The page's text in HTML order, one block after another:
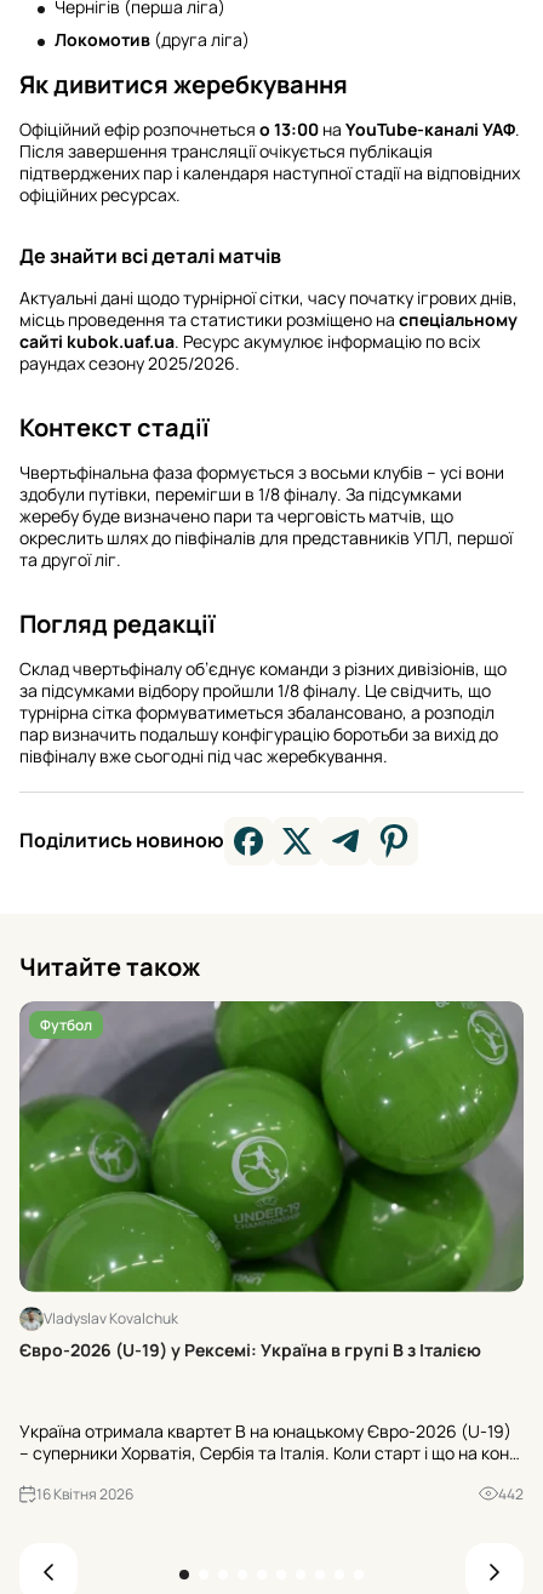
Чернігів (перша ліга)
Локомотив (друга ліга)
Як дивитися жеребкування
Офіційний ефір розпочнеться о 13:00 на YouTube-каналі УАФ.
Після завершення трансляції очікується публікація
підтверджених пар і календаря наступної стадії на відповідних
офіційних ресурсах.
Де знайти всі деталі матчів
Актуальні дані щодо турнірної сітки, часу початку ігрових днів,
місць проведення та статистики розміщено на спеціальному
сайті kubok.uaf.ua. Ресурс акумулює інформацію по всіх
раундах сезону 2025/2026.
Контекст стадії
Чвертьфінальна фаза формується з восьми клубів – усі вони
здобули путівки, перемігши в 1/8 фіналу. За підсумками
жеребу буде визначено пари та черговість матчів, що
окреслить шлях до півфіналів для представників УПЛ, першої
та другої ліг.
Погляд редакції
Склад чвертьфіналу об’єднує команди з різних дивізіонів, що
за підсумками відбору пройшли 1/8 фіналу. Це свідчить, що
турнірна сітка формуватиметься збалансовано, а розподіл
пар визначить подальшу конфігурацію боротьби за вихід до
півфіналу вже сьогодні під час жеребкування.
Поділитись новиною
Читайте також
Футбол
Vladyslav Kovalchuk
Євро-2026 (U-19) у Рексемі: Україна в групі В з Італією
Україна отримала квартет В на юнацькому Євро-2026 (U-19)
– суперники Хорватія, Сербія та Італія. Коли старт і що на кону
16 Квітня 2026 442